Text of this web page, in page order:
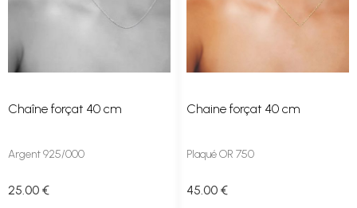
Chaîne forçat 40 cm
Argent 925/000
25 .00 €
Chaine forçat 40 cm
Plaqué OR 750
45 .00 €